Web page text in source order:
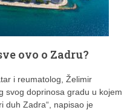
ovo o Zadru?
i reumatolog, Želimir
svog doprinosa gradu u kojem
duh Zadra“, napisao je